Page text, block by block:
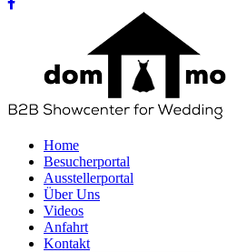
Home
Besucherportal
Ausstellerportal
Über Uns
Videos
Anfahrt
Kontakt